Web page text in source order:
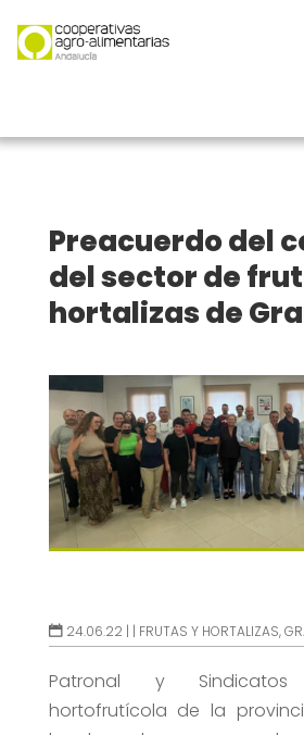
Preacuerdo del
del sector de
hortalizas de
24.06.22 | | FRUTAS Y HORTALIZAS,
Patronal y
hortofrutícola de la